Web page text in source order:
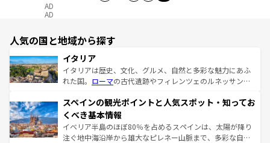
AD
AD
人気の国と地域から探す
イタリア
イタリアは歴史、文化、グルメ、自然と多彩な魅力にあふ
れた国。 ローマの古代遺跡やフィレンツェのルネッサンス
ろん、トスカーナの美しい田園風景やアマルフィ海岸の絶
景など、自然景観も見逃せない。観光の合間には、本場の
ピザやパスタなど、絶品のイタリア料理を堪能することも
できる。朝目覚めてから夜眠るまで、すべての瞬間を楽し
スペインの観光ポイントと人気スポット・知ってお
くべき基本情報
イベリア半島のほぼ80％を占めるスペインは、太陽が降り
注ぐ地中海沿岸から雄大なピレネー山脈まで、多彩な自然